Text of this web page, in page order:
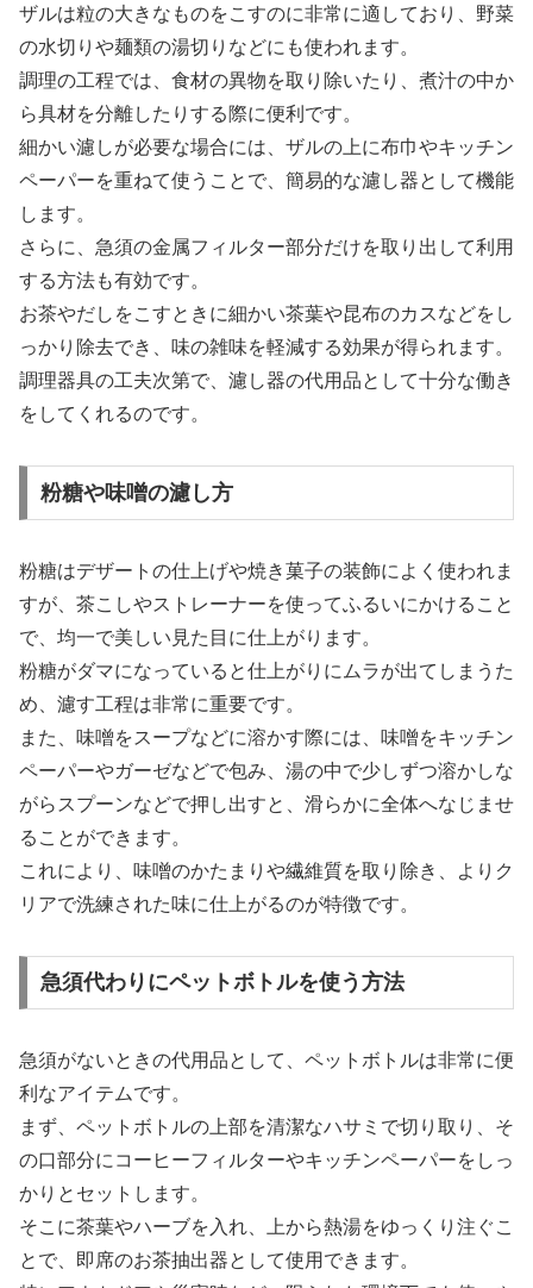
ザルは粒の大きなものをこすのに非常に適しており、野菜
の水切りや麺類の湯切りなどにも使われます。
調理の工程では、食材の異物を取り除いたり、煮汁の中か
ら具材を分離したりする際に便利です。
細かい濾しが必要な場合には、ザルの上に布巾やキッチン
ペーパーを重ねて使うことで、簡易的な濾し器として機能
します。
さらに、急須の金属フィルター部分だけを取り出して利用
する方法も有効です。
お茶やだしをこすときに細かい茶葉や昆布のカスなどをし
っかり除去でき、味の雑味を軽減する効果が得られます。
調理器具の工夫次第で、濾し器の代用品として十分な働き
をしてくれるのです。
粉糖や味噌の濾し方
粉糖はデザートの仕上げや焼き菓子の装飾によく使われま
すが、茶こしやストレーナーを使ってふるいにかけること
で、均一で美しい見た目に仕上がります。
粉糖がダマになっていると仕上がりにムラが出てしまうた
め、濾す工程は非常に重要です。
また、味噌をスープなどに溶かす際には、味噌をキッチン
ペーパーやガーゼなどで包み、湯の中で少しずつ溶かしな
がらスプーンなどで押し出すと、滑らかに全体へなじませ
ることができます。
これにより、味噌のかたまりや繊維質を取り除き、よりク
リアで洗練された味に仕上がるのが特徴です。
急須代わりにペットボトルを使う方法
急須がないときの代用品として、ペットボトルは非常に便
利なアイテムです。
まず、ペットボトルの上部を清潔なハサミで切り取り、そ
の口部分にコーヒーフィルターやキッチンペーパーをしっ
かりとセットします。
そこに茶葉やハーブを入れ、上から熱湯をゆっくり注ぐこ
とで、即席のお茶抽出器として使用できます。